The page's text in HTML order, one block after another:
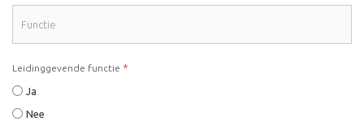
Leidinggevende functie *
Ja
Nee